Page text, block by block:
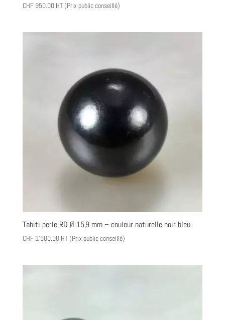
CHF950.00 HT (Prix public conseillé)
Tahiti perle RD Ø 15,9 mm – couleur naturelle noir bleu
CHF1'500.00 HT (Prix public conseillé)